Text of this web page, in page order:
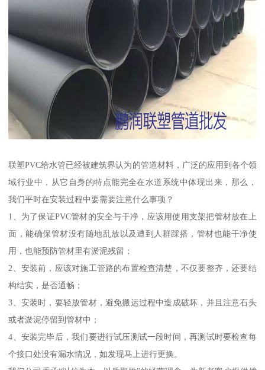
联塑PVC给水管已经被建筑界认为的管道材料，广泛的应用到各个领
域行业中，从它自身的特点能完全在水道系统中体现出来，那么，
我们平时在安装过程中要需要注意什么事项？
1、为了保证PVC管材的安全与干净，应该用使用支架把管材放在上
面，能确保管材没有随地乱放以及遭到人群踩搭，管材也能干净使
用，也能预防管材里有淤泥残留；
2、安装前，应该对施工管路的布置检查清楚，不仅要整齐，还要结
构结实，是否通畅；
3、安装时，要轻放管材，避免搬运过程中造成破坏，并且注意石头
或者淤泥停留到管材中；
4、安装完毕后，我们要进行试压测试一段时间，再测试时要检查每
个接口处没有漏水情况，如发现马上进行更换。